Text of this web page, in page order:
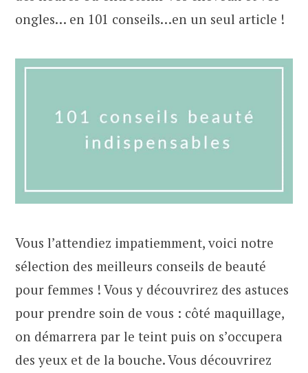
ongles… en 101 conseils…en un seul article !
Vous l’attendiez impatiemment, voici notre
sélection des meilleurs conseils de beauté
pour femmes ! Vous y découvrirez des astuces
pour prendre soin de vous : côté maquillage,
on démarrera par le teint puis on s’occupera
des yeux et de la bouche. Vous découvrirez